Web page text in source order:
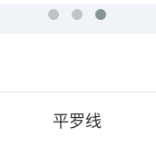
平罗线